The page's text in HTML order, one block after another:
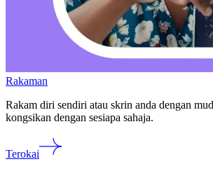
Rakaman
Rakam diri sendiri atau skrin anda dengan
kongsikan dengan sesiapa sahaja.
Terokai